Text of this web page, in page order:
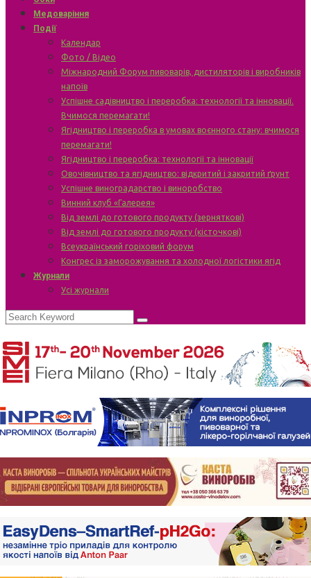
Медоваріння
Події
Календар
Фото / Відео
Міжнародний Форум пивоварів, дистиляторів і виробників
напоїв
Успішне садівництво і переробка: технології та інновації.
Вчимося перемагати!
Ягідництво і переробка в умовах воєнного стану: вчимося
перемагати!
Ягідництво і переробка: технології та інновації
Овочівництво та ягідництво: відкритий і закритий ґрунт
Успішне виноградарство і виноробство
Винний клуб «Галерея»
Від землі до готового продукту (зерняткові)
Від землі до готового продукту (кісточкові)
Всеукраїнський горіховий форум
Конгрес із заморожування та холодної логістики ягід
Журнали
Усі журнали